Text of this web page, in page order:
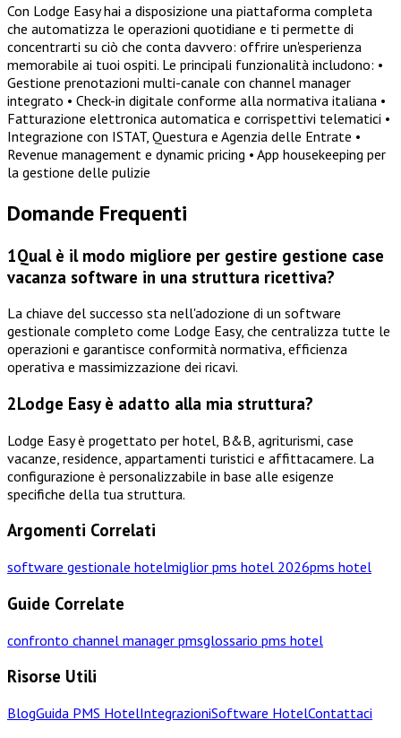
Con Lodge Easy hai a disposizione una piattaforma completa
che automatizza le operazioni quotidiane e ti permette di
concentrarti su ciò che conta davvero: offrire un'esperienza
memorabile ai tuoi ospiti. Le principali funzionalità includono: •
Gestione prenotazioni multi-canale con channel manager
integrato • Check-in digitale conforme alla normativa italiana •
Fatturazione elettronica automatica e corrispettivi telematici •
Integrazione con ISTAT, Questura e Agenzia delle Entrate •
Revenue management e dynamic pricing • App housekeeping per
la gestione delle pulizie
Domande Frequenti
1Qual è il modo migliore per gestire gestione case
vacanza software in una struttura ricettiva?
La chiave del successo sta nell'adozione di un software
gestionale completo come Lodge Easy, che centralizza tutte le
operazioni e garantisce conformità normativa, efficienza
operativa e massimizzazione dei ricavi.
2Lodge Easy è adatto alla mia struttura?
Lodge Easy è progettato per hotel, B&B, agriturismi, case
vacanze, residence, appartamenti turistici e affittacamere. La
configurazione è personalizzabile in base alle esigenze
specifiche della tua struttura.
Argomenti Correlati
software gestionale hotelmiglior pms hotel 2026pms hotel
Guide Correlate
confronto channel manager pmsglossario pms hotel
Risorse Utili
BlogGuida PMS HotelIntegrazioniSoftware HotelContattaci